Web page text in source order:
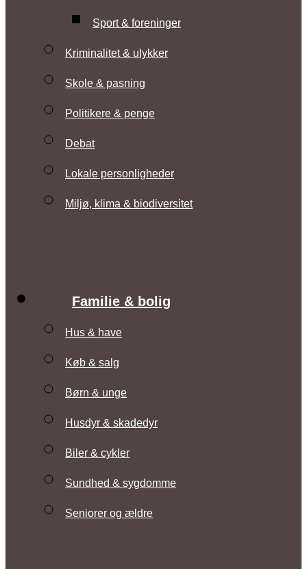
Sport & foreninger
Kriminalitet & ulykker
Skole & pasning
Politikere & penge
Debat
Lokale personligheder
Miljø, klima & biodiversitet
Familie & bolig
Hus & have
Køb & salg
Børn & unge
Husdyr & skadedyr
Biler & cykler
Sundhed & sygdomme
Seniorer og ældre